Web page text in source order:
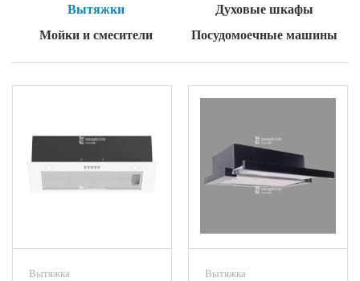
Вытяжки
Духовые шкафы
Мойки и смесители
Посудомоечные машины
Вытяжка
Вытяжка